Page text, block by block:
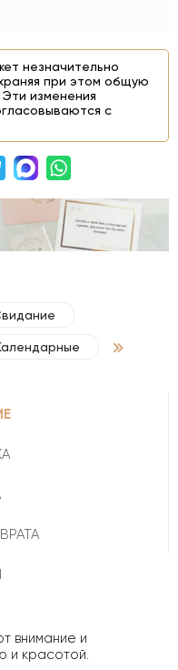
незначительно
при этом общую
изменения
с
внимание и
и красотой.